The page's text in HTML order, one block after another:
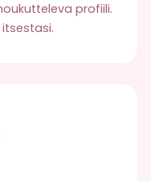
profiili.